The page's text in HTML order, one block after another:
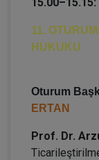
11.
HUKUKU
Oturum
ERTAN
Prof. Dr.